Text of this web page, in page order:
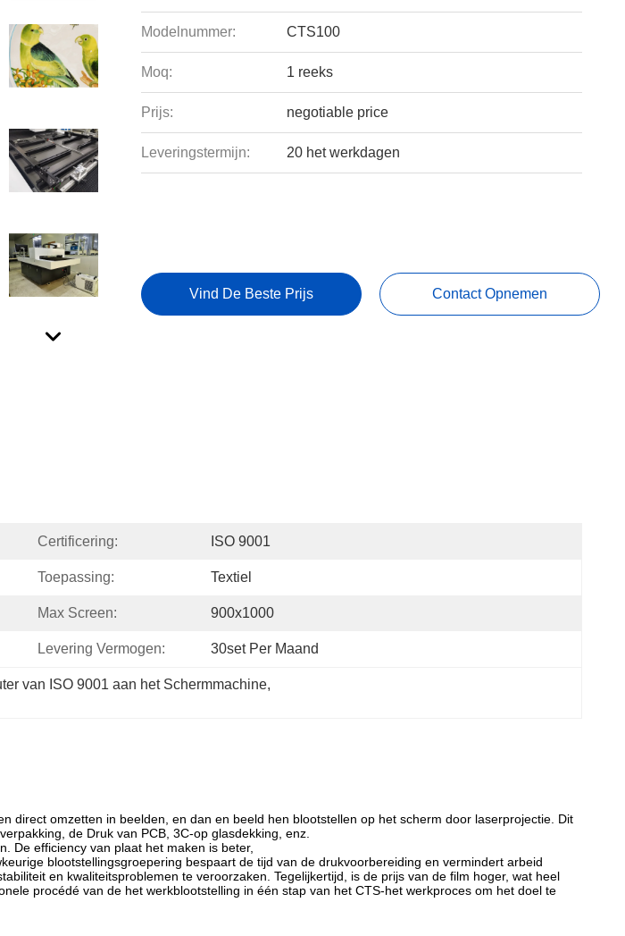
Modelnummer: CTS100
Moq: 1 reeks
Prijs: negotiable price
Leveringstermijn: 20 het werkdagen
Vind De Beste Prijs Contact Opnemen
Certificering: ISO 9001
Toepassing: Textiel
Max Screen: 900x1000
Levering Vermogen: 30set Per Maand
van ISO 9001 aan het Schermmachine,
omzetten in beelden, en dan en beeld hen blootstellen op het scherm door laserprojectie. Dit
de Druk van PCB, 3C-op glasdekking, enz.
De efficiency van plaat het maken is beter,
blootstellingsgroepering bespaart de tijd van de drukvoorbereiding en vermindert arbeid
en kwaliteitsproblemen te veroorzaken. Tegelijkertijd, is de prijs van de film hoger, wat heel
procédé van de het werkblootstelling in één stap van het CTS-het werkproces om het doel te